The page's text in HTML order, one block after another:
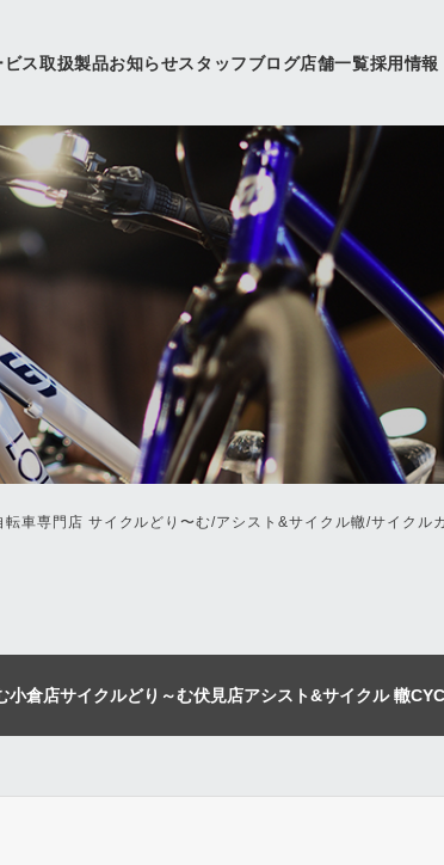
ス取扱製品お知らせスタッフブログ店舗一覧採用情報
転車専門店 サイクルどり〜む/アシスト&サイクル轍/サイクル
小倉店サイクルどり～む伏見店アシスト&サイクル 轍